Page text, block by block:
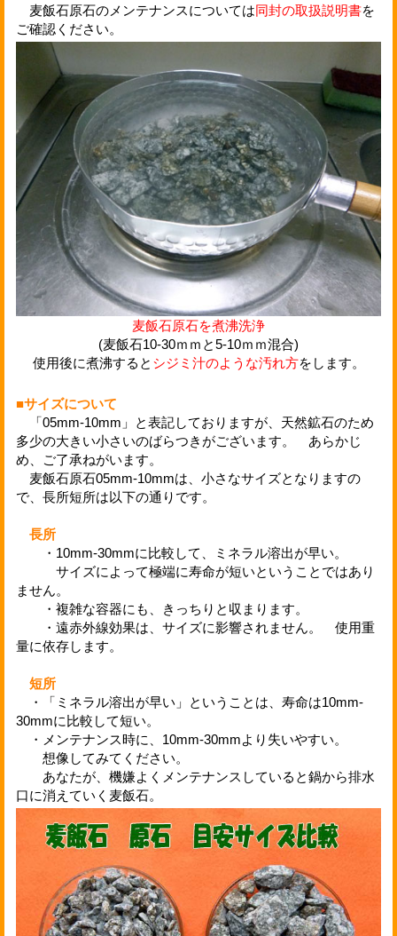
麦飯石原石のメンテナンスについては同封の取扱説明書を
ご確認ください。
麦飯石原石を煮沸洗浄
(麦飯石10-30ｍｍと5-10ｍｍ混合)
使用後に煮沸すると シジミ汁のような汚れ方をします。
■サイズについて
「05mm-10mm」と表記しておりますが、天然鉱石のため
多少の大きい小さいのばらつきがございます。 あらかじ
め、ご了承ねがいます。
麦飯石原石05mm-10mmは、小さなサイズとなりますの
で、長所短所は以下の通りです。
長所
・10mm-30mmに比較して、ミネラル溶出が早い。
サイズによって極端に寿命が短いということではあり
ません。
・複雑な容器にも、きっちりと収まります。
・遠赤外線効果は、サイズに影響されません。 使用重
量に依存します。
短所
・「ミネラル溶出が早い」ということは、寿命は10mm-
30mmに比較して短い。
・メンテナンス時に、10mm-30mmより失いやすい。
想像してみてください。
あなたが、機嫌よくメンテナンスしていると鍋から排水
口に消えていく麦飯石。